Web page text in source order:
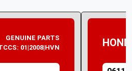
GENUINE PARTS
01|2008|HVN